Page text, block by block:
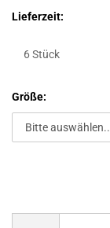
Lieferzeit:
6Stück
Größe: